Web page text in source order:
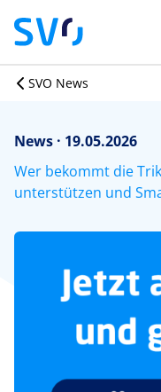
SVO News
News · 19.05.2026
Wer bekommt die
unterstützen und